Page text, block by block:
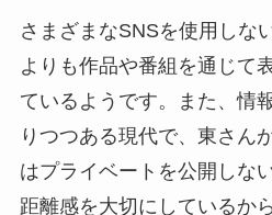
さまざまなSNSを使用しな
よりも作品や番組を通じて
ているようです。また、情
りつつある現代で、東さん
はプライベートを公開しな
距離感を大切にしているか